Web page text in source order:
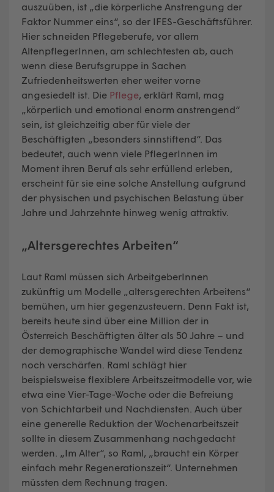
auszuüben, ist „die körperliche Anstrengung der
Faktor Nummer eins“, so der IFES-Geschäftsführer.
Hier schneiden Pflegeberufe, vor allem
AltenpflegerInnen, am schlechtesten ab, auch
wenn diese Berufsgruppe in Sachen
Zufriedenheitswerten eher weiter vorne
angesiedelt ist. Die Pflege, erklärt Raml, mag
„körperlich und emotional enorm anstrengend“
sein, ist gleichzeitig aber für viele der
Beschäftigten „besonders sinnstiftend“. Das
bedeutet, auch wenn viele PflegerInnen im
Moment ihren Beruf als sehr erfüllend erleben,
erscheint für sie eine solche Anstellung aufgrund
der physischen und psychischen Belastung über
Jahre und Jahrzehnte hinweg wenig attraktiv.
„Altersgerechtes Arbeiten“
Laut Raml müssen sich ArbeitgeberInnen
zukünftig um Modelle „altersgerechten Arbeitens“
bemühen, um hier gegenzusteuern. Denn Fakt ist,
bereits heute sind über eine Million der in
Österreich Beschäftigten älter als 50 Jahre – und
der demographische Wandel wird diese Tendenz
noch verschärfen. Raml schlägt hier
beispielsweise flexiblere Arbeitszeitmodelle vor, wie
etwa eine Vier-Tage-Woche oder die Befreiung
von Schichtarbeit und Nachdiensten. Auch über
eine generelle Reduktion der Wochenarbeitszeit
sollte in diesem Zusammenhang nachgedacht
werden. „Im Alter“, so Raml, „braucht ein Körper
einfach mehr Regenerationszeit“. Unternehmen
müssten dem Rechnung tragen.